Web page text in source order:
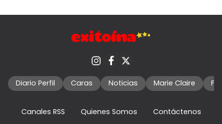
Diario Perfil Caras Noticias Marie Claire
Canales RSS Quienes Somos
Contáctenos